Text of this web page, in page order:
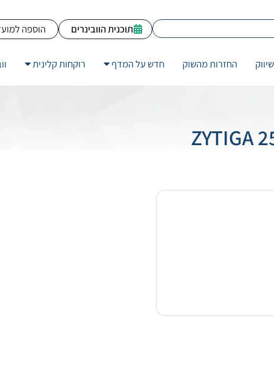
הוספה תוכנית הוובינרים
החזרות מהשוק חדש על המדף רוקחות קלינית